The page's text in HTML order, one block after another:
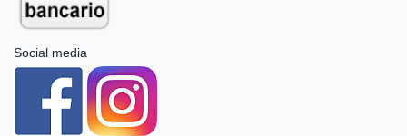
Social media